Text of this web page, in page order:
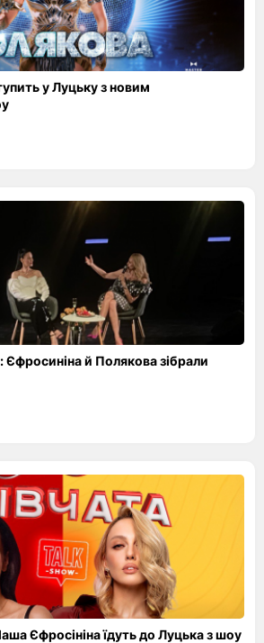
у Луцьку з новим
Єфросиніна й Полякова зібрали
Єфросініна їдуть до Луцька з шоу